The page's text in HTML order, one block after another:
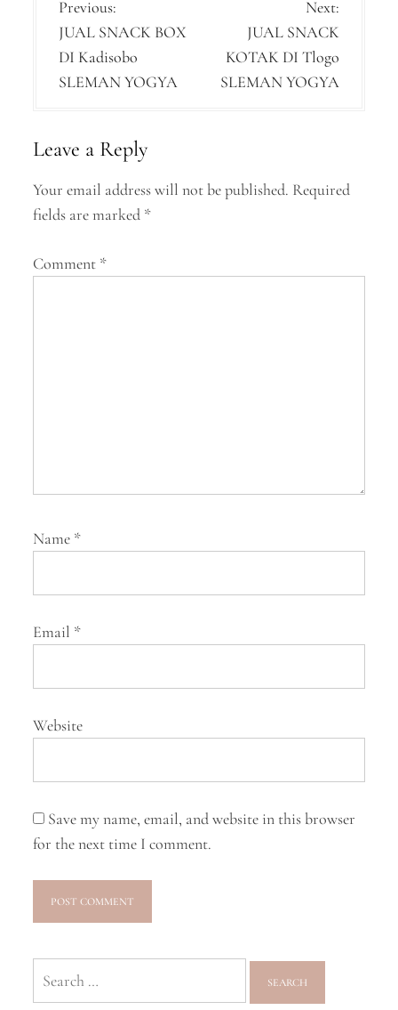
P
o
s
a
v
i
g
Previous:
JUAL SNACK BOX
DI Kadisobo
SLEMAN YOGYA
Next:
JUAL SNACK
KOTAK DI Tlogo
SLEMAN YOGYA
Leave a Reply
Your email address will not be published. Required
fields are marked *
Comment *
Name *
Email *
Website
Save my name, email, and website in this browser
for the next time I comment.